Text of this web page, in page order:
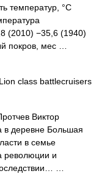
температур, °C
(2010) −35,6 (1940)
покров, мес …
class battlecruisers
Виктор
в деревне Большая
в семье
революции и
…